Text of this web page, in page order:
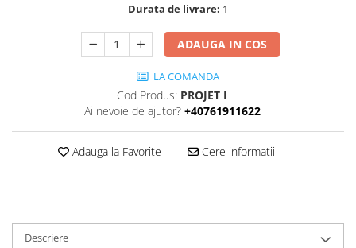
Pulberi de stingere
Sisteme de avertizare
Accesorii stingatoare, paturi si
Durata de livrare: 1
ADAUGA IN COS
LA COMANDA
Cod Produs: PROJET I
Ai nevoie de ajutor? +40761911622
Adauga la Favorite Cere informatii
Descriere